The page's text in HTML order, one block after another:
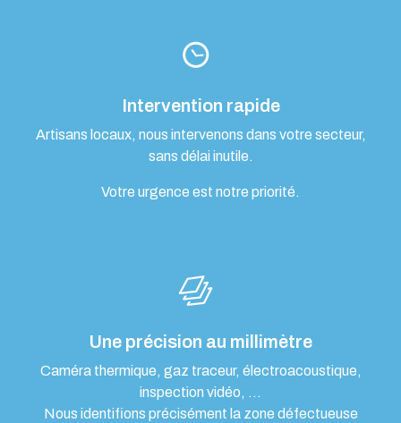
Intervention rapide
Artisans locaux, nous intervenons dans votre secteur,
sans délai inutile.
Votre urgence est notre priorité.
Une précision au millimètre
Caméra thermique, gaz traceur, électroacoustique,
inspection vidéo, …
Nous identifions précisément la zone défectueuse